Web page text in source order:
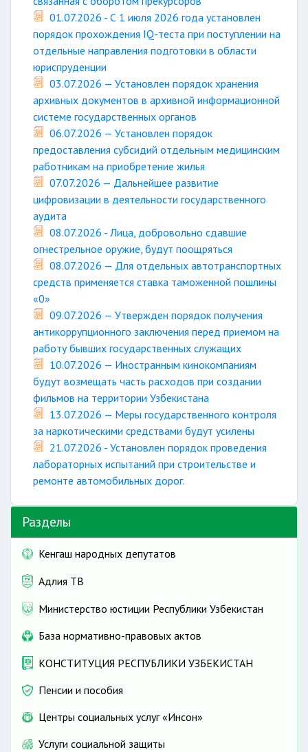
01.07.2026 - С 1 июля 2026 года установлен
порядок прохождения IQ-теста при поступлении на
отдельные направления подготовки в области
юриспруденции
03.07.2026 — Установлен порядок хранения
архивных документов в архивной информационной
системе государственных органов
06.07.2026 — Установлен порядок
предоставления субсидий отдельным медицинским
работникам на приобретение жилья
07.07.2026 — Дальнейшее развитие
цифровизации в деятельности государственного
аудита
08.07.2026 - Лица, добровольно сдавшие
огнестрельное оружие, будут поощряться
08.07.2026 — Для отдельных автотранспортных
средств применяется ставка таможенной пошлины
«0»
09.07.2026 — Утвержден порядок получения
антикоррупционного заключения перед приемом на
работу бывших государственных служащих
10.07.2026 — Иностранным кинокомпаниям
будут возмещать часть расходов при создании
фильмов на территории Узбекистана
13.07.2026 — Меры государственного контроля
за наркотическими средствами будут усилены
21.07.2026 - Установлен порядок проведения
лабораторных испытаний при строительстве и
ремонте автомобильных дорог.
Разделы
Кенгаш народных депутатов
Адлия ТВ
Министерство юстиции Республики Узбекистан
База нормативно-правовых актов
КОНСТИТУЦИЯ РЕСПУБЛИКИ УЗБЕКИСТАН
Пенсии и пособия
Центры социальных услуг «Инсон»
Услуги социальной защиты